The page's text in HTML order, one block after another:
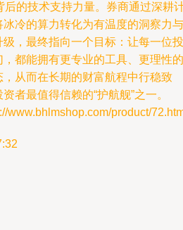
的技术支持力量。券商通过深耕
冷的算力转化为有温度的洞察力与
，最终指向一个目标：让每一位投
都能拥有更专业的工具、更理性的
从而在长期的财富航程中行稳致
者最值得信赖的“护航舰”之一。
www.bhlmshop.com/product/